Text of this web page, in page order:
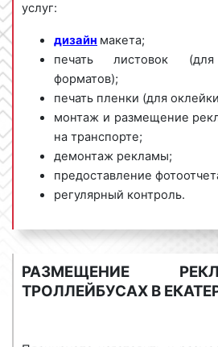
услуг:
дизайн макета;
печать листовок (для
форматов);
печать пленки (для
монтаж и размещение
на транспорте;
демонтаж рекламы;
предоставление
регулярный контроль.
Рекламное агентство
предлагает большой выбор
условия размещения рекламы
Екатеринбурге и Свердловской
обращайтесь по телефону:
РАЗМЕЩЕНИЕ
ТРОЛЛЕЙБУСАХ В